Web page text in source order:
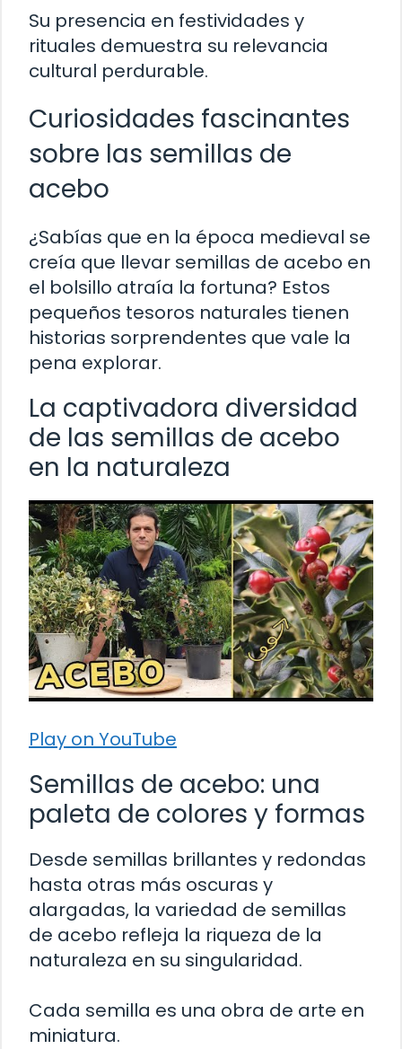
Su presencia en festividades y
rituales demuestra su relevancia
cultural perdurable.
Curiosidades fascinantes
sobre las semillas de
acebo
¿Sabías que en la época medieval se
creía que llevar semillas de acebo en
el bolsillo atraía la fortuna? Estos
pequeños tesoros naturales tienen
historias sorprendentes que vale la
pena explorar.
La captivadora diversidad
de las semillas de acebo
en la naturaleza
Play on YouTube
Semillas de acebo: una
paleta de colores y formas
Desde semillas brillantes y redondas
hasta otras más oscuras y
alargadas, la variedad de semillas
de acebo refleja la riqueza de la
naturaleza en su singularidad.
Cada semilla es una obra de arte en
miniatura.